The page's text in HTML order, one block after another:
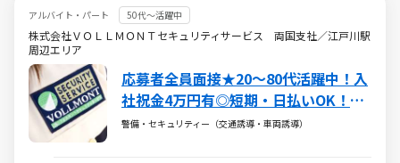
アルバイト・パート 50代～活躍中
株式会社ＶＯＬＬＭＯＮＴセキュリティサービス 両国支社／江戸川駅
周辺エリア
応募者全員面接★20～80代活躍中！入
社祝金4万円有◎短期・日払いOK！副
業可
警備・セキュリティー（交通誘導・車両誘導）